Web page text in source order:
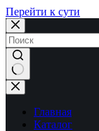
Перейти к сути
Ничего
не
найденоГлавная
Каталог